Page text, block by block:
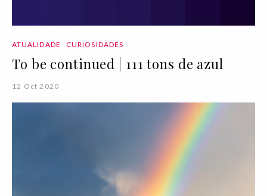
ATUALIDADE CURIOSIDADES
To be continued | 111 tons de azul
12 Oct 2020